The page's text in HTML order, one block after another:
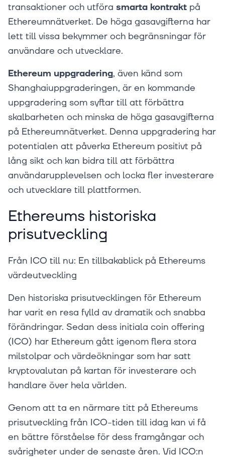
transaktioner och utföra smarta kontrakt på
Ethereumnätverket. De höga gasavgifterna har
lett till vissa bekymmer och begränsningar för
användare och utvecklare.
Ethereum uppgradering, även känd som
Shanghaiuppgraderingen, är en kommande
uppgradering som syftar till att förbättra
skalbarheten och minska de höga gasavgifterna
på Ethereumnätverket. Denna uppgradering har
potentialen att påverka Ethereum positivt på
lång sikt och kan bidra till att förbättra
användarupplevelsen och locka fler investerare
och utvecklare till plattformen.
Ethereums historiska
prisutveckling
Från ICO till nu: En tillbakablick på Ethereums
värdeutveckling
Den historiska prisutvecklingen för Ethereum
har varit en resa fylld av dramatik och snabba
förändringar. Sedan dess initiala coin offering
(ICO) har Ethereum gått igenom flera stora
milstolpar och värdeökningar som har satt
kryptovalutan på kartan för investerare och
handlare över hela världen.
Genom att ta en närmare titt på Ethereums
prisutveckling från ICO-tiden till idag kan vi få
en bättre förståelse för dess framgångar och
svårigheter under de senaste åren. Vid ICO:n